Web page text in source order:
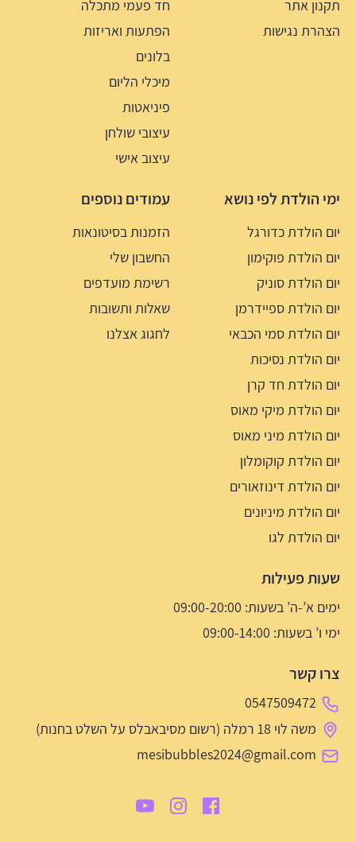
תקנון אתר
הצהרת נגישות
חד פעמי מתכלה
הפתעות ואריזות
בלונים
מיכלי הליום
פיניאטות
עיצובי שולחן
עיצוב אישי
ימי הולדת לפי נושא
יום הולדת כדורגל
יום הולדת פוקימון
יום הולדת סוניק
יום הולדת ספיידרמן
יום הולדת סמי הכבאי
יום הולדת נסיכות
יום הולדת חד קרן
יום הולדת מיקי מאוס
יום הולדת מיני מאוס
יום הולדת קוקומלון
יום הולדת דינוזאורים
יום הולדת מיניונים
יום הולדת לגו
עמודים נוספים
הזמנות בסיטונאות
החשבון שלי
רשימת מועדפים
שאלות ותשובות
לחגוג אצלנו
שעות פעילות
ימים א’-ה’ בשעות: 09:00-20:00
ימי ו’ בשעות: 09:00-14:00
צרו קשר
0547509472
משה לוי 18 רמלה (רשום מסיבאבלס על השלט בחנות)
mesibubbles2024@gmail.com